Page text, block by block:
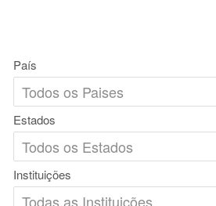
País
Estados
Instituições